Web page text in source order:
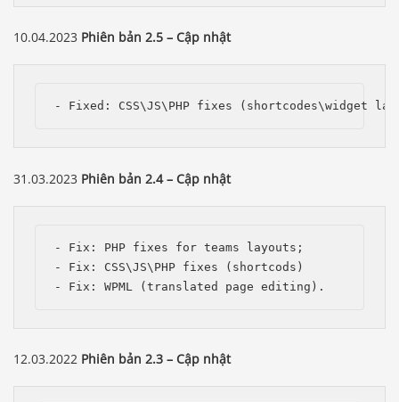
10.04.2023 Phiên bản 2.5 – Cập nhật
- Fixed: CSS\JS\PHP fixes (shortcodes\widget
31.03.2023 Phiên bản 2.4 – Cập nhật
- Fix: PHP fixes for teams layouts;
- Fix: CSS\JS\PHP fixes (shortcods)
- Fix: WPML (translated page editing).
12.03.2022 Phiên bản 2.3 – Cập nhật